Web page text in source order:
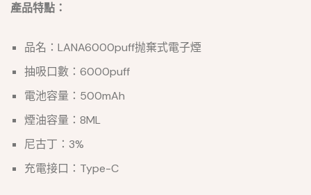
產品特點：
品名：LANA6000puff抛棄式電子煙
抽吸口數：6000puff
電池容量：500mAh
煙油容量：8ML
尼古丁：3%
充電接口：Type-C